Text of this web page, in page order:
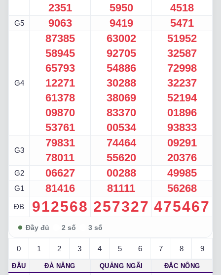
2351
5950
4518
G5 9063 9419 5471
G4
87385
58945
65793
12271
61378
09870
53761
63002
92705
54886
30288
38069
83370
00534
51952
32587
72998
32237
52194
01896
93833
G3
79831
78011
74464
55620
09291
20376
G2 06627 00288 49985
G1 81416 81111 56268
ĐB 912568 257327 475467
0 1 2 3 4 5 6 7 8 9
ĐẦU ĐÀ NẴNG QUẢNG NGÃI ĐẮC NÔNG